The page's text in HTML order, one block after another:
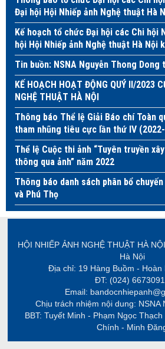
Đại hội Hội Nhiếp ảnh Nghệ thuật Hà
Kế hoạch tổ chức Đại hội các Chi hội
hội Hội Nhiếp ảnh Nghệ thuật Hà Nội
Tin buồn: NSNA Nguyễn Thong Dong
KẾ HOẠCH HOẠT ĐỘNG QUÝ II/2023
NGHỆ THUẬT HÀ NỘI
Thông báo Thể lệ Giải Báo chí Toàn
tham nhũng tiêu cực lần thứ IV
Thể lệ Cuộc thi ảnh “Tuyên truyền
thông qua ảnh” năm 2022
Thông báo danh sách phân bổ
và Phú Thọ
HỘI NHIẾP ẢNH NGHỆ THUẬT HÀ
Hà Nội
Địa chỉ: 19 Hàng Buồm - Hoàn
ĐT: (024)
Email:
Chịu trách nhiệm nội dung: NSNA
BBT: Tuyết Minh - Phạm Ngọc
Chính - Minh